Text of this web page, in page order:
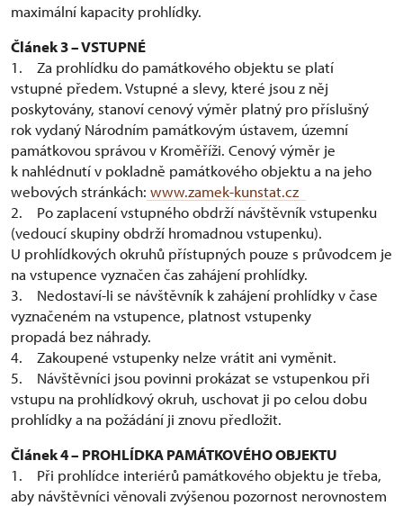
maximální kapacity prohlídky.
Článek 3 – VSTUPNÉ
1. Za prohlídku do památkového objektu se platí
vstupné předem. Vstupné a slevy, které jsou z něj
poskytovány, stanoví cenový výměr platný pro příslušný
rok vydaný Národním památkovým ústavem, územní
památkovou správou v Kroměříži. Cenový výměr je
k nahlédnutí v pokladně památkového objektu a na jeho
webových stránkách: www.zamek-kunstat.cz
2. Po zaplacení vstupného obdrží návštěvník vstupenku
(vedoucí skupiny obdrží hromadnou vstupenku).
U prohlídkových okruhů přístupných pouze s průvodcem je
na vstupence vyznačen čas zahájení prohlídky.
3. Nedostaví-li se návštěvník k zahájení prohlídky v čase
vyznačeném na vstupence, platnost vstupenky
propadá bez náhrady.
4. Zakoupené vstupenky nelze vrátit ani vyměnit.
5. Návštěvníci jsou povinni prokázat se vstupenkou při
vstupu na prohlídkový okruh, uschovat ji po celou dobu
prohlídky a na požádání ji znovu předložit.
Článek 4 – PROHLÍDKA PAMÁTKOVÉHO OBJEKTU
1. Při prohlídce interiérů památkového objektu je třeba,
aby návštěvníci věnovali zvýšenou pozornost nerovnostem